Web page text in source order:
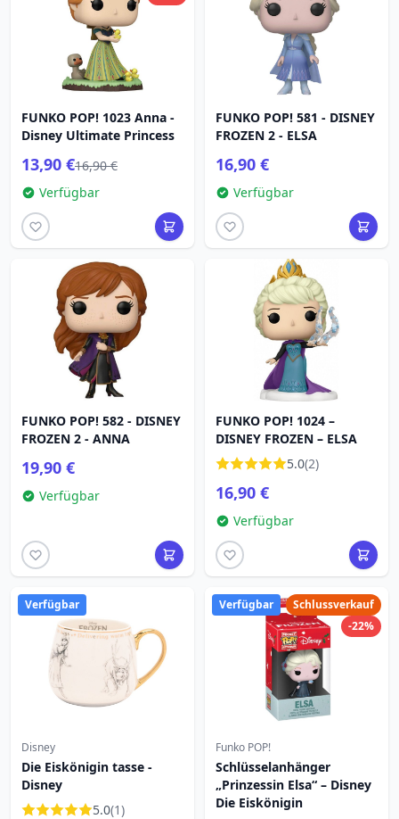
FUNKO POP! 1023 Anna -
Disney Ultimate Princess
13,90 €16,90 €
Verfügbar
FUNKO POP! 581 - DISNEY
FROZEN 2 - ELSA
16,90 €
Verfügbar
FUNKO POP! 582 - DISNEY
FROZEN 2 - ANNA
19,90 €
Verfügbar
FUNKO POP! 1024 –
DISNEY FROZEN – ELSA
5.0(2)
16,90 €
Verfügbar
Verfügbar
Disney
Die Eiskönigin tasse -
Disney
5.0(1)
Schlussverkauf
-22%
Verfügbar
Funko POP!
Schlüsselanhänger
„Prinzessin Elsa“ – Disney
Die Eiskönigin